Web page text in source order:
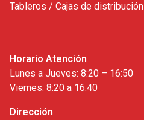
Tableros / Cajas de distribución
Horario Atención
Lunes a Jueves: 8:20 – 16:50
Viernes: 8:20 a 16:40
Dirección